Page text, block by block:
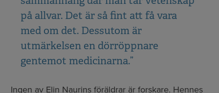
på allvar. Det är så fint att få vara
med om det. Dessutom är
utmärkelsen en dörröppnare
gentemot medicinarna.”
Ingen av Elin Naurins föräldrar är forskare. Hennes